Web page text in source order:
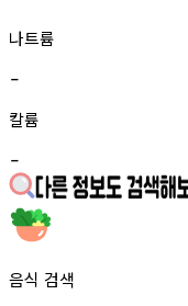
나트륨
-
칼륨
-
음식 검색